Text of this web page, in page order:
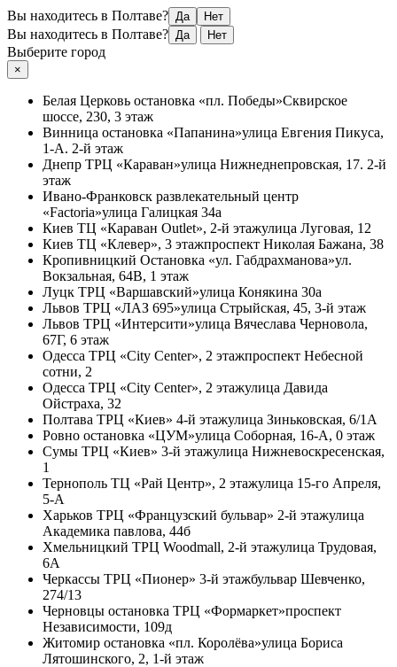
Вы находитесь в Полтаве? Да Нет
Вы находитесь в Полтаве? Да Нет
Выберите город
×
Белая Церковь остановка «пл. Победы»Сквирское
шоссе, 230, 3 этаж
Винница остановка «Папанина»улица Евгения Пикуса,
1-А. 2-й этаж
Днепр ТРЦ «Караван»улица Нижнеднепровская, 17. 2-й
этаж
Ивано-Франковск развлекательный центр
«Factoria»улица Галицкая 34а
Киев ТЦ «Караван Outlet», 2-й этажулица Луговая, 12
Киев ТЦ «Клевер», 3 этажпроспект Николая Бажана, 38
Кропивницкий Остановка «ул. Габдрахманова»ул.
Вокзальная, 64В, 1 этаж
Луцк ТРЦ «Варшавский»улица Конякина 30а
Львов ТРЦ «ЛАЗ 695»улица Стрыйская, 45, 3-й этаж
Львов ТРЦ «Интерсити»улица Вячеслава Черновола,
67Г, 6 этаж
Одесса ТРЦ «City Center», 2 этажпроспект Небесной
сотни, 2
Одесса ТРЦ «City Center», 2 этажулица Давида
Ойстраха, 32
Полтава ТРЦ «Киев» 4-й этажулица Зиньковская, 6/1А
Ровно остановка «ЦУМ»улица Соборная, 16-А, 0 этаж
Сумы ТРЦ «Киев» 3-й этажулица Нижневоскресенская,
1
Тернополь ТЦ «Рай Центр», 2 этажулица 15-го Апреля,
5-А
Харьков ТРЦ «Французский бульвар» 2-й этажулица
Академика павлова, 44б
Хмельницкий ТРЦ Woodmall, 2-й этажулица Трудовая,
6А
Черкассы ТРЦ «Пионер» 3-й этажбульвар Шевченко,
274/13
Черновцы остановка ТРЦ «Формаркет»проспект
Независимости, 109д
Житомир остановка «пл. Королёва»улица Бориса
Лятошинского, 2, 1-й этаж